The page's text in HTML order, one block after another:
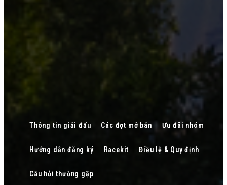
Thông tin giải đấu Các đợt mở bán Ưu đãi nhóm
Hướng dẫn đăng ký Racekit Điều lệ & Quy định
Câu hỏi thường gặp